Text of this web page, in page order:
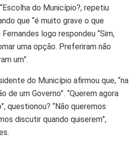
do Município?, repetiu
que “é muito grave o que
logo respondeu “Sim,
uma opção. Preferiram não
um”.
do Município afirmou que, “na
de um Governo”. “Querem agora
questionou? “Não queremos
discutir quando quiserem”,